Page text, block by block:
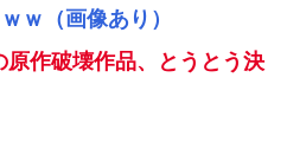
ｗ（画像あり）
原作破壊作品、とうとう決